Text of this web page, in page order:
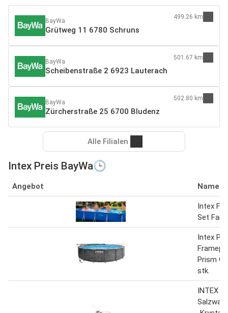
BayWa
Grütweg 11 6780 Schruns
499.26 km
BayWa
Scheibenstraße 2 6923 Lauterach
501.67 km
BayWa
Zürcherstraße 25 6700 Bludenz
502.80 km
Alle Filialen
Intex Preis BayWa🕒
Angebot Name
Intex
Set
Intex
Prism
stk.
INTEX